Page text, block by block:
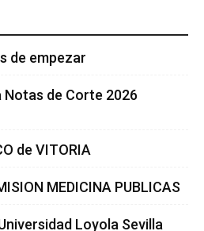
de empezar
Notas de Corte 2026
de VITORIA
MEDICINA PUBLICAS
Loyola Sevilla